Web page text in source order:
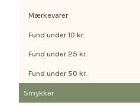
Mærkevarer
Fund under 10 kr.
Fund under 25 kr.
Fund under 50 kr.
Smykker